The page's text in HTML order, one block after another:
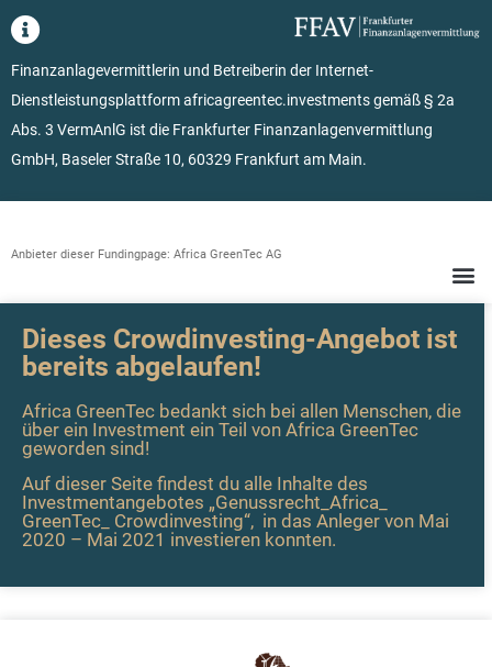
Finanzanlagevermittlerin und Betreiberin der Internet-
Dienstleistungsplattform africagreentec.investments gemäß § 2a
Abs. 3 VermAnlG ist die Frankfurter Finanzanlagenvermittlung
GmbH, Baseler Straße 10, 60329 Frankfurt am Main.
Anbieter dieser Fundingpage: Africa GreenTec AG
Dieses Crowdinvesting-Angebot ist
bereits abgelaufen!
Africa GreenTec bedankt sich bei allen Menschen, die
über ein Investment ein Teil von Africa GreenTec
geworden sind!
Auf dieser Seite findest du alle Inhalte des
Investmentangebotes „Genussrecht_Africa_
GreenTec_ Crowdinvesting“, in das Anleger von Mai
2020 – Mai 2021 investieren konnten.